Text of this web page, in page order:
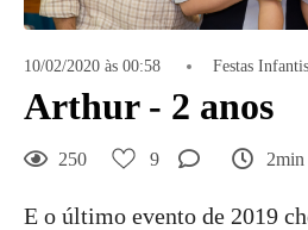
10/02/2020 às 00:58 Festas Infantis
Arthur - 2 anos
250 9 2min
E o último evento de 2019